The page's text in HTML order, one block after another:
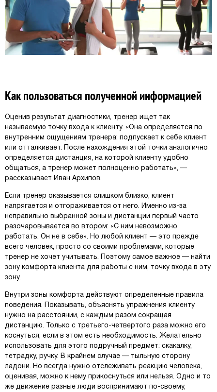
Как пользоваться полученной информацией
Оценив результат диагностики, тренер ищет так
называемую точку входа к клиенту. «Она определяется по
внутренним ощущениям тренера: подпускает к себе клиент
или отталкивает. После нахождения этой точки аналогично
определяется дистанция, на которой клиенту удобно
общаться, а тренер может полноценно работать», —
рассказывает Иван Архипов.
Если тренер оказывается слишком близко, клиент
напрягается и отгораживается от него. Именно из-за
неправильно выбранной зоны и дистанции первый часто
разочаровывается во втором: «С ним невозможно
работать. Он не в себе». Но любой клиент — это прежде
всего человек, просто со своими проблемами, которые
тренер не хочет учитывать. Поэтому самое важное — найти
зону комфорта клиента для работы с ним, точку входа в эту
зону.
Внутри зоны комфорта действуют определенные правила
поведения. Показывать, объяснять упражнения клиенту
нужно на расстоянии, с каждым разом сокращая
дистанцию. Только с третьего-четвертого раза можно его
коснуться, если в этом есть необходимость. Желательно
использовать для этого подручный предмет: скакалку,
тетрадку, ручку. В крайнем случае — тыльную сторону
ладони. Но всегда нужно отслеживать реакцию человека,
оценивая, можно к нему прикоснуться или нельзя. Одно и то
же движение разные люди воспринимают по-своему,